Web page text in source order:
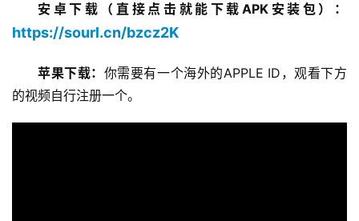
安卓下载（直接点击就能下载APK安装包）：
https://sourl.cn/bzcz2K
苹果下载： 你需要有一个海外的APPLE ID，观看下方
的视频自行注册一个。